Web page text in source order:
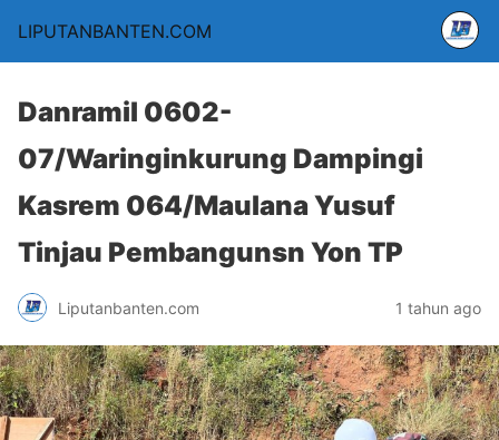
LIPUTANBANTEN.COM
Danramil 0602-
07/Waringinkurung Dampingi
Kasrem 064/Maulana Yusuf
Tinjau Pembangunsn Yon TP
Liputanbanten.com 1 tahun ago